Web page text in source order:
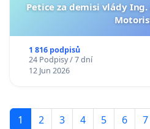
Petice za demisi vlády Ing.
1 816 podpisů
24 Podpisy / 7 dní
12 Jun 2026
1 2 3 4 5 6 7